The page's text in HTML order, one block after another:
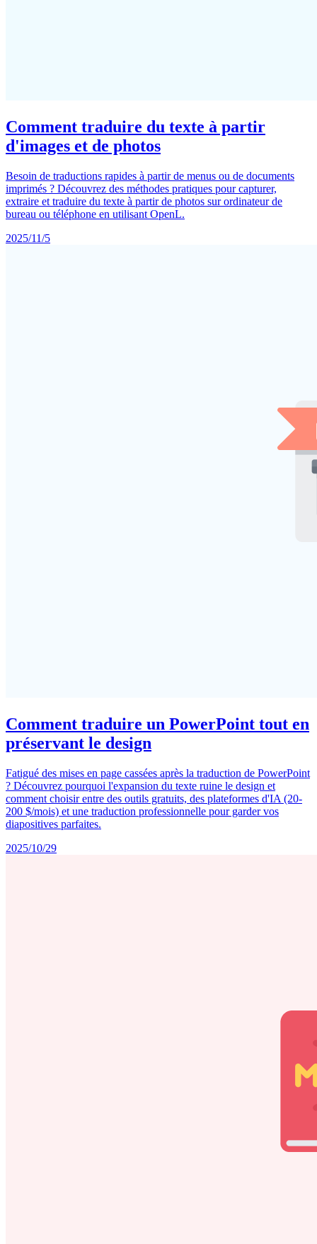
Comment traduire du texte à partir
d'images et de photos
Besoin de traductions rapides à partir de menus ou de documents
imprimés ? Découvrez des méthodes pratiques pour capturer,
extraire et traduire du texte à partir de photos sur ordinateur de
bureau ou téléphone en utilisant OpenL.
2025/11/5
Comment traduire un PowerPoint tout en
préservant le design
Fatigué des mises en page cassées après la traduction de PowerPoint
? Découvrez pourquoi l'expansion du texte ruine le design et
comment choisir entre des outils gratuits, des plateformes d'IA (20-
200 $/mois) et une traduction professionnelle pour garder vos
diapositives parfaites.
2025/10/29